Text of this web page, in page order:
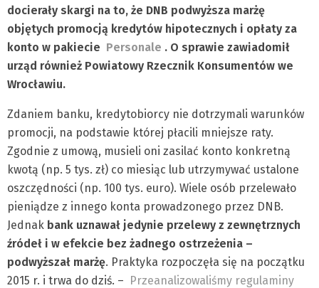
docierały skargi na to, że DNB podwyższa marżę
objętych promocją kredytów hipotecznych i opłaty za
konto w pakiecie Personale . O sprawie zawiadomił
urząd również Powiatowy Rzecznik Konsumentów we
Wrocławiu.
Zdaniem banku, kredytobiorcy nie dotrzymali warunków
promocji, na podstawie której płacili mniejsze raty.
Zgodnie z umową, musieli oni zasilać konto konkretną
kwotą (np. 5 tys. zł) co miesiąc lub utrzymywać ustalone
oszczędności (np. 100 tys. euro). Wiele osób przelewało
pieniądze z innego konta prowadzonego przez DNB.
Jednak bank uznawał jedynie przelewy z zewnętrznych
źródeł i w efekcie bez żadnego ostrzeżenia –
podwyższał marżę. Praktyka rozpoczęła się na początku
2015 r. i trwa do dziś. – Przeanalizowaliśmy regulaminy